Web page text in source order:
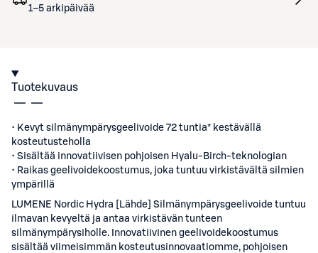
1–5 arkipäivää
Tuotekuvaus
• Kevyt silmänympärysgeelivoide 72 tuntia* kestävällä
kosteutusteholla
• Sisältää innovatiivisen pohjoisen Hyalu-Birch-teknologian
• Raikas geelivoidekoostumus, joka tuntuu virkistävältä silmien
ympärillä
LUMENE Nordic Hydra [Lähde] Silmänympärysgeelivoide tuntuu
ilmavan kevyeltä ja antaa virkistävän tunteen
silmänympärysiholle. Innovatiivinen geelivoidekoostumus
sisältää viimeisimmän kosteutusinnovaatiomme, pohjoisen